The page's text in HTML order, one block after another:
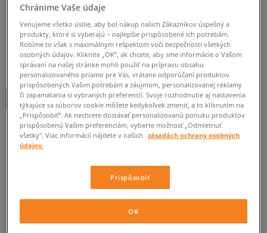
0.0
34,95€cena s DPH
+ 35 BODOV V SIZEERCLUBE
Informujte ma o dostupnosti
Chránime Vaše údaje
Venujeme všetko úsilie, aby bol nákup našich Zákazníkov úspešný a
produkty, ktoré si vyberajú – najlepšie prispôsobené ich potrebám.
Robíme to však s maximálnym rešpektom voči bezpečnosti všetkých
osobných údajov. Kliknite „OK”, ak chcete, aby sme informácie o Vašom
správaní na našej stránke mohli použiť na prípravu obsahu
personalizovaného priamo pre Vás, vrátane odporúčaní produktov
prispôsobených Vašim potrebám a záujmom, personalizovanej reklamy
či zapamätania si vybraných preferencií. Svoje rozhodnutie aj nastavenia
týkajúce sa súborov cookie môžete kedykoľvek zmeniť, a to kliknutím na
„Prispôsobiť”. Ak nechcete dostávať personalizovanú ponuku produktov
prispôsobenú Vašim preferenciám, vyberte možnosť „Odmietnuť
všetky”. Viac informácií nájdete v našich
zásadách ochrany osobných
údajov.
Prispôsobiť
OK